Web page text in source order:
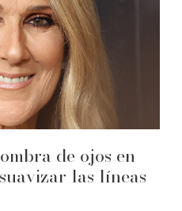
de ojos en
las líneas